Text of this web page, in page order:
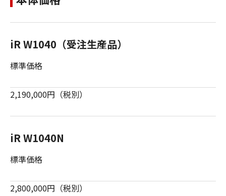
iR W1040（受注生産品）
標準価格
2,190,000円（税別）
iR W1040N
標準価格
2,800,000円（税別）